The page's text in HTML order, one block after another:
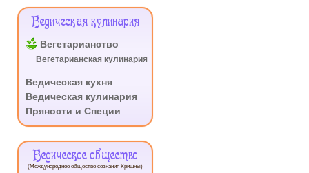
Ведическая кулинария
Вегетарианство
Вегетарианская кулинария
Ведическая кухня
Ведическая кулинария
Пряности и Специи
Ведическое общество
(Международное общество сознания Кришны)